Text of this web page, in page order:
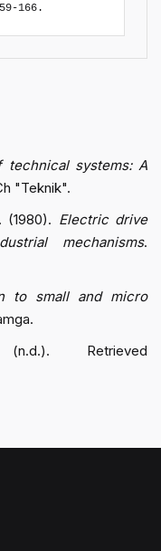
166.
technical systems: A
"Teknik".
(1980). Electric drive
mechanisms.
to small and micro
Retrieved